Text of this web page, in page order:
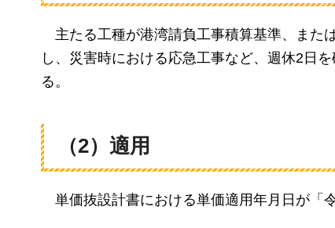
主たる工種が港湾請負工事積算基準、また
し、災害時における応急工事など、週休2日
る。
（2）適用
単価抜設計書における単価適用年月日が「